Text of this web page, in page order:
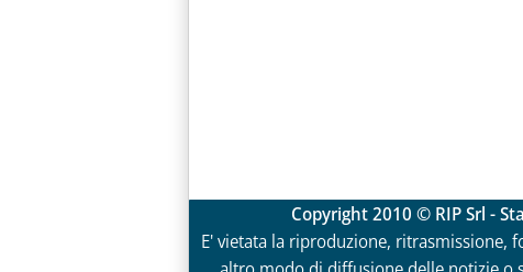
Copyright 2010 © RIP Srl -
E' vietata la riproduzione, ritrasmissione,